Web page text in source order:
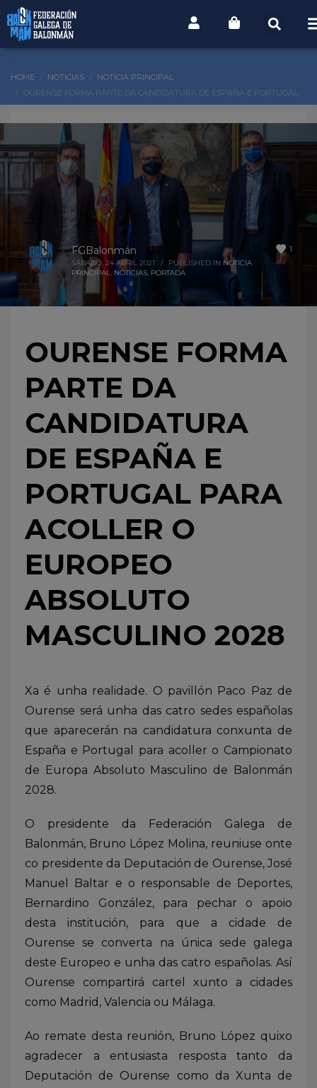
HOME NOTICIAS
NOTICIA PRINCIPAL
OURENSE FORMA PARTE DA CANDIDATURA DE ESPAÑA E PORTUGAL
1
FGBalonmán
SÁBADO, 24 ABRIL 2021 / PUBLISHED IN NOTICIA
PRINCIPAL, NOTICIAS, PORTADA
OURENSE FORMA
PARTE DA
CANDIDATURA
DE ESPAÑA E
PORTUGAL PARA
ACOLLER O
EUROPEO
ABSOLUTO
MASCULINO 2028
Xa é unha realidade. O pavillón Paco Paz de
Ourense será unha das catro sedes españolas
que aparecerán na candidatura conxunta de
España e Portugal para acoller o Campionato
de Europa Absoluto Masculino de Balonmán
2028.
O presidente da Federación Galega de
Balonmán, Bruno López Molina, reuniuse onte
co presidente da Deputación de Ourense, José
Manuel Baltar e o responsable de Deportes,
Bernardino González, para pechar o apoio
desta institución, para que a cidade de
Ourense se converta na única sede galega
deste Europeo e unha das catro españolas. Así
Ourense compartirá cartel xunto a cidades
como Madrid, Valencia ou Málaga.
Ao remate desta reunión, Bruno López quixo
agradecer a entusiasta resposta tanto da
Deputación de Ourense como da Xunta de